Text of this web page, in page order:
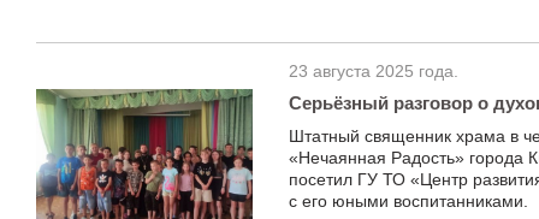
23 августа 2025 года.
Серьёзный разговор о
Штатный священник храма в
«Нечаянная Радость» города
посетил ГУ ТО «Центр
с его юными воспитанниками.